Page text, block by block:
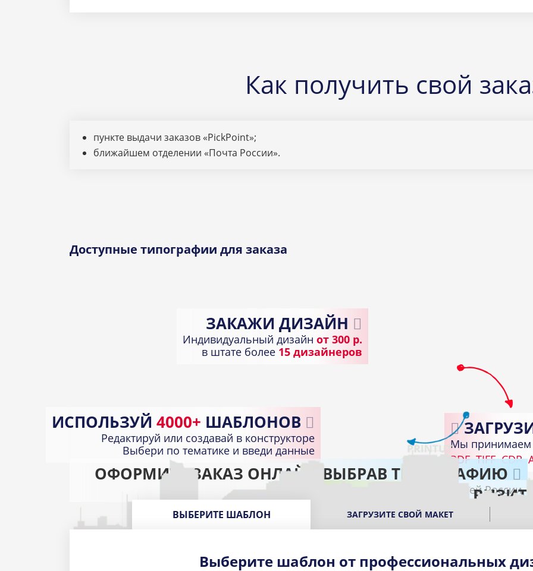
Как получить свой
пункте выдачи заказов «PickPoint»;
ближайшем отделении «Почта России».
Доступные типографии для заказа
ИСПОЛЬЗУЙ 4000+ ШАБЛОНОВ
Редактируй или создавай в конструкторе
Выбери по тематике и введи данные
Мы принимаем
PDF TIFF CDR
ЗАКАЖИ ДИЗАЙН
Индивидуальный дизайн от 300 р.
в штате более 15 дизайнеров
ОФОРМИТЕ ЗАКАЗ ОНЛАЙН ВЫБРАВ ТИПОГРАФИЮ
Доставка по всей России
ПОЛУЧИТЕ ГОТОВЫЕ
В подходящем пункте выдачи вашего
ВЫБЕРИТЕ ШАБЛОН ЗАГРУЗИТЕ СВОЙ МАКЕТ
Выберите шаблон от профессиональных